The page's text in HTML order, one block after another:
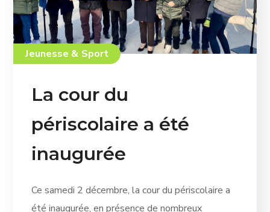
Jeunesse & Sport
La cour du
périscolaire a été
inaugurée
Ce samedi 2 décembre, la cour du périscolaire a
été inaugurée, en présence de nombreux